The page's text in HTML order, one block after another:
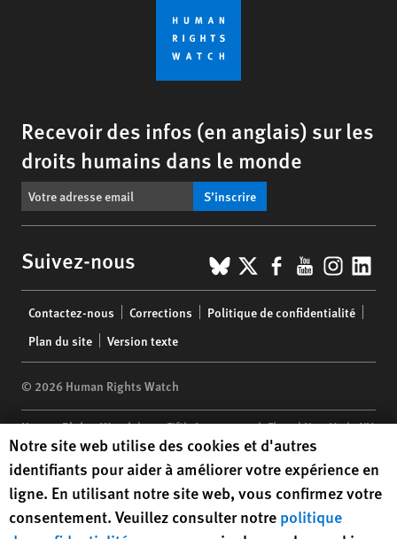
Recevoir des infos (en anglais) sur les
droits humains dans le monde
S’inscrire
Suivez-nous BlueSky
X Facebook
YouTube
menu
Contactez-nous Corrections
Politique de confidentialité
Plan du site
Version texte
© 2026 Human Rights Watch
Human Rights Watch| 350 Fifth Avenue, 34th Floor | New York,NY
10118-3299USA |t1.212.290.4700
Human Rights Watchis a 501(C)(3) nonprofit registered in the US
under EIN: 13-2875808
Human Rights Watch cookie preferences
Notre site web utilise des cookies et d'autres
identifiants pour aider à améliorer votre expérience en
ligne. En utilisant notre site web, vous confirmez votre
consentement. Veuillez consulter notre politique